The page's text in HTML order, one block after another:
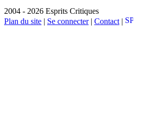
2004 - 2026 Esprits Critiques
Plan du site | Se connecter| Contact |